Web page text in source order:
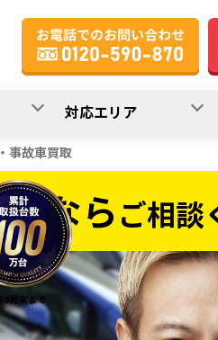
対応エリア
事故車買取
3月末まで
ならご相談